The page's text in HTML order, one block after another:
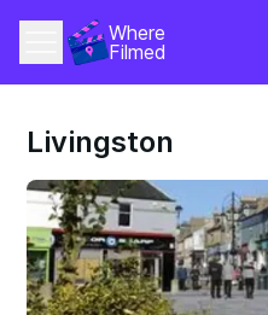
Where
Filmed
Livingston